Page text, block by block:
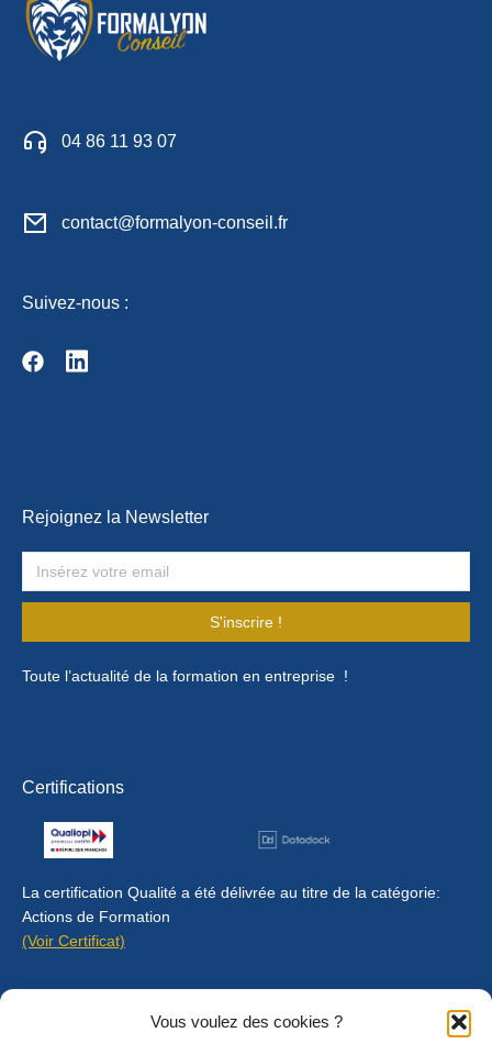
Vous voulez des cookies ?
04 86 11 93 07
contact@formalyon-conseil.fr
Suivez-nous :
Rejoignez la Newsletter
S'inscrire !
Toute l’actualité de la formation en entreprise !
Certifications
La certification Qualité a été délivrée au titre de la catégorie:
Actions de Formation
(Voir Certificat)